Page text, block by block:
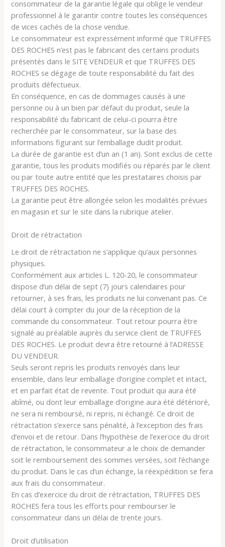
consommateur de la garantie légale qui oblige le vendeur
professionnel à le garantir contre toutes les conséquences
de vices cachés de la chose vendue.
Le consommateur est expressément informé que TRUFFES
DES ROCHES n’est pas le fabricant des certains produits
présentés dans le SITE VENDEUR et que TRUFFES DES
ROCHES se dégage de toute responsabilité du fait des
produits défectueux.
En conséquence, en cas de dommages causés à une
personne ou à un bien par défaut du produit, seule la
responsabilité du fabricant de celui-ci pourra être
recherchée par le consommateur, sur la base des
informations figurant sur l’emballage dudit produit.
La durée de garantie est d’un an (1 an). Sont exclus de cette
garantie, tous les produits modifiés ou réparés par le client
ou par toute autre entité que les prestataires choisis par
TRUFFES DES ROCHES.
La garantie peut être allongée selon les modalités prévues
en magasin et sur le site dans la rubrique atelier.
Droit de rétractation
Le droit de rétractation ne s’applique qu’aux personnes
physiques.
Conformément aux articles L. 120-20, le consommateur
dispose d’un délai de sept (7) jours calendaires pour
retourner, à ses frais, les produits ne lui convenant pas. Ce
délai court à compter du jour de la réception de la
commande du consommateur. Tout retour pourra être
signalé au préalable auprès du service client de TRUFFES
DES ROCHES. Le produit devra être retourné à l’ADRESSE
DU VENDEUR.
Seuls seront repris les produits renvoyés dans leur
ensemble, dans leur emballage d’origine complet et intact,
et en parfait état de revente. Tout produit qui aura été
abîmé, ou dont leur emballage d’origine aura été détérioré,
ne sera ni remboursé, ni repris, ni échangé. Ce droit de
rétractation s’exerce sans pénalité, à l’exception des frais
d’envoi et de retour. Dans l’hypothèse de l’exercice du droit
de rétractation, le consommateur a le choix de demander
soit le remboursement des sommes versées, soit l’échange
du produit. Dans le cas d’un échange, la réexpédition se fera
aux frais du consommateur.
En cas d’exercice du droit de rétractation, TRUFFES DES
ROCHES fera tous les efforts pour rembourser le
consommateur dans un délai de trente jours.
Droit d’utilisation